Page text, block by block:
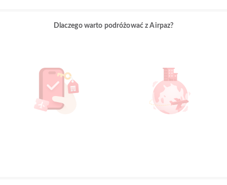
Dlaczego warto podróżować z Airpaz?